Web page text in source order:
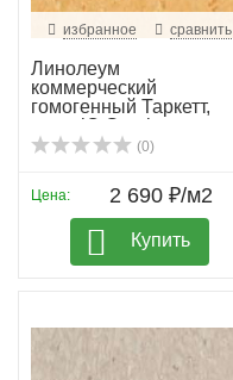
избранное сравнить
Линолеум
коммерческий
гомогенный Таркетт,
колл. iQ Granit...
(0)
Цена: 2 690 ₽/м2
Купить